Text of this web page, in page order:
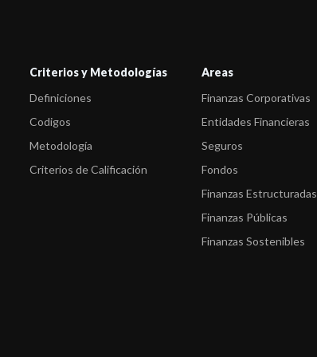
Criterios y Metodologías
Definiciones
Codigos
Metodología
Criterios de Calificación
Areas
Finanzas Corporativas
Entidades Financieras
Seguros
Fondos
Finanzas Estructuradas
Finanzas Públicas
Finanzas Sostenibles